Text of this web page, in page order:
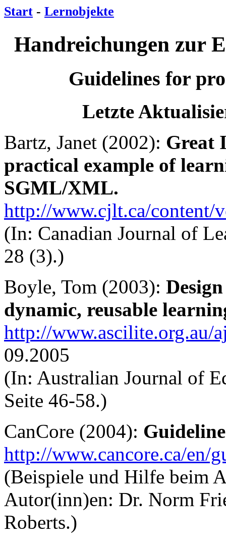
Start - Lernobjekte
Handreichungen zur
Guidelines for
Letzte
Bartz, Janet (2002): Great
practical example of
SGML/XML.
http://www.cjlt.ca/content/
(In: Canadian Journal of
28 (3).)
Boyle, Tom (2003):
dynamic, reusable
http://www.ascilite.org.au/
09.2005
(In: Australian Journal of
Seite 46-58.)
CanCore (2004):
http://www.cancore.ca/en/
(Beispiele und Hilfe beim
Autor(inn)en: Dr. Norm
Roberts.)